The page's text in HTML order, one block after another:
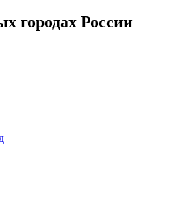
городах России